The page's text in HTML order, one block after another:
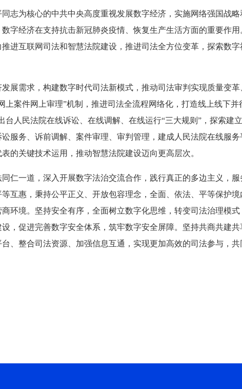
为核心的中共中央高度重视发展数字经济，实施网络强国战
字经济在支持抗击新冠肺炎疫情、恢复生产生活方面的重要作
进互联网司法和智慧法院建设，推进司法全方位变革，探索数
需求，构建数字时代司法新模式，推动司法审判实现质量变
上案件网上审理”机制，推进司法全流程网络化，打造线上线下
台人民法院在线诉讼、在线调解、在线运行“三大规则”，探索建
服务、诉前调解、案件审理、审判管理，建成人民法院在线服
的关键技术运用，推动智慧法院建设迈向更高层次。
一道，深入开展数字法治交流合作，践行真正的多边主义，
互惠，秉持公平正义、开放包容理念，全面、依法、平等保护
环境。坚持安全有序，全面树立数字化思维，转变司法治理模
，促进完善数字安全体系，筑牢数字安全屏障。坚持共商共建
、整合司法资源、加强信息互通，实现更加高效的司法参与，